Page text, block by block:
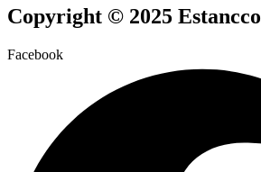
Copyright © 2025 Estancco
Facebook